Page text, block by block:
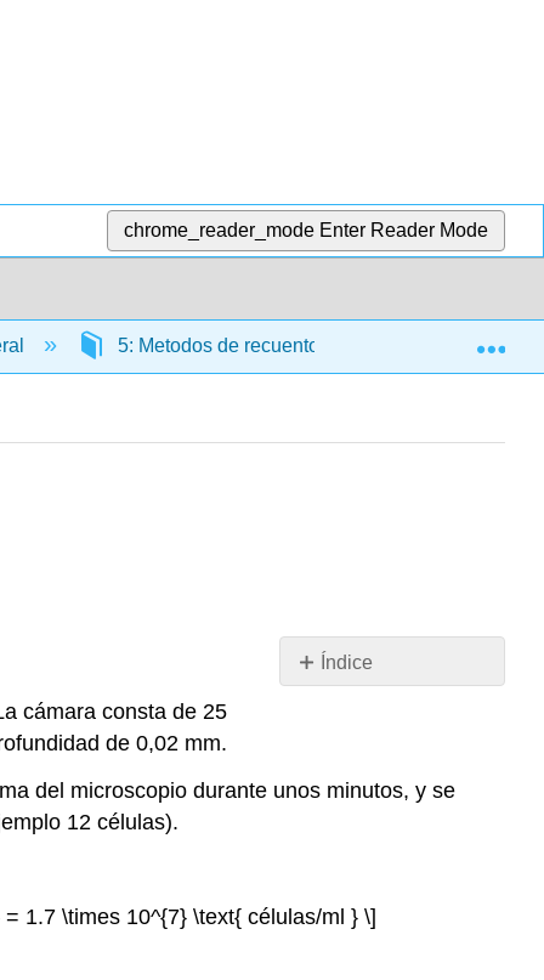
chrome_reader_mode Enter Reader Mode
5: Metodos de recuento de poblaciones
Índice
células
al
número
cámara consta de 25
de 0,02 mm.
del microscopio durante unos minutos, y se
12 células).
1.7 \times 10^{7} \text{ células/ml } \]